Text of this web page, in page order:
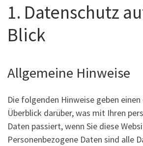
1. Datenschutz
Blick
Allgemeine Hinweise
Die folgenden Hinweise geben
Überblick darüber, was mit Ihren
Daten passiert, wenn Sie diese
Personenbezogene Daten sind alle